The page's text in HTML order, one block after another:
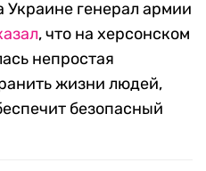
Украине генерал армии
, что на херсонском
непростая
жизни людей,
безопасный